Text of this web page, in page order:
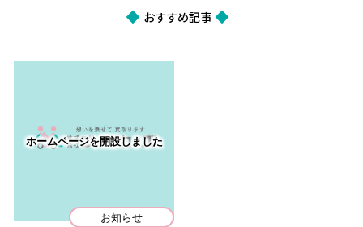
おすすめ記事
ホームページを開設しました
お知らせ
く、親切に対応してくれました。ありがとうございまし
査定から売却までスムーズで、対応もとても丁寧でした。
手続きも迅速だったのでこちらにお願いして良かったで